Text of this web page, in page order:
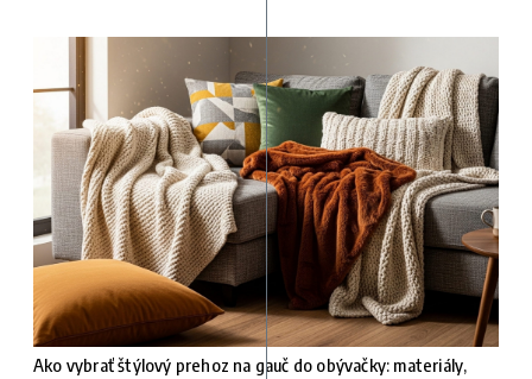
Ako vybrať štýlový prehoz na gauč do obývačky: materiály,